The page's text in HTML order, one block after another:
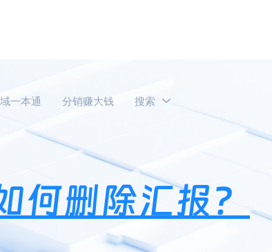
一本通 分销赚大钱 搜索
除汇报？
何删除汇报？